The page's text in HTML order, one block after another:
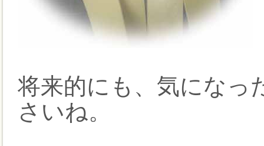
将来的にも、気になっ
さいね。